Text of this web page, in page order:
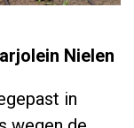
Nielen
in